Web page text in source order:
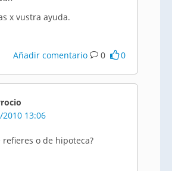
x vustra ayuda.
Añadir comentario 0 0
13:06
o de hipoteca?